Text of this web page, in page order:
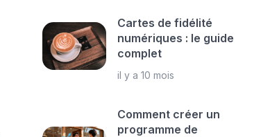
Cartes de fidélité
numériques : le guide
complet
il y a 10 mois
Comment créer un
programme de